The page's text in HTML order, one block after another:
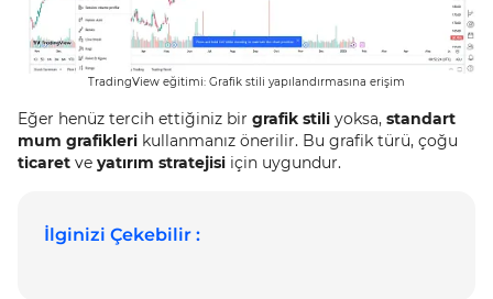
TradingView eğitimi: Grafik stili yapılandırmasına erişim
Eğer henüz tercih ettiğiniz bir grafik stili yoksa, standart
mum grafikleri kullanmanız önerilir. Bu grafik türü, çoğu
ticaret ve yatırım stratejisi için uygundur.
İlginizi Çekebilir :